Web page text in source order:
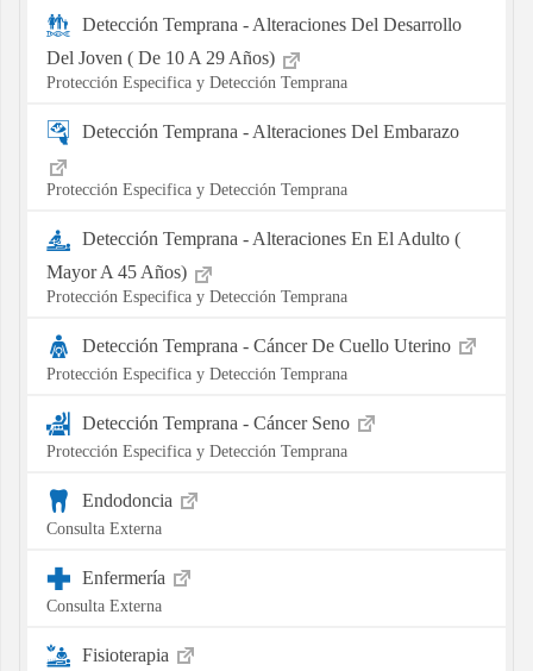
Detección Temprana - Alteraciones Del Desarrollo
Del Joven ( De 10 A 29 Años)
Protección Especifica y Detección Temprana
Detección Temprana - Alteraciones Del Embarazo
Protección Especifica y Detección Temprana
Detección Temprana - Alteraciones En El Adulto (
Mayor A 45 Años)
Protección Especifica y Detección Temprana
Detección Temprana - Cáncer De Cuello Uterino
Protección Especifica y Detección Temprana
Detección Temprana - Cáncer Seno
Protección Especifica y Detección Temprana
Endodoncia
Consulta Externa
Enfermería
Consulta Externa
Fisioterapia